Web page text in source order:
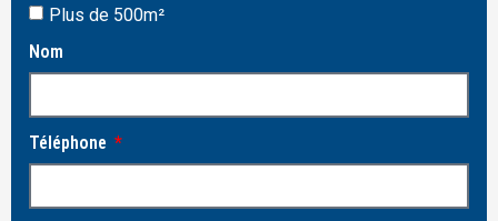
Plus de 500m²
Nom
Téléphone